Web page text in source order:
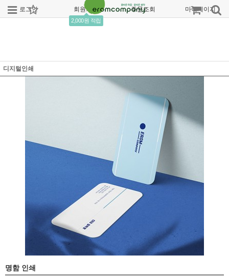
로그인 회원가입
2,000원 적립
주문조회 마이페이지
디지털인쇄
명함 인쇄